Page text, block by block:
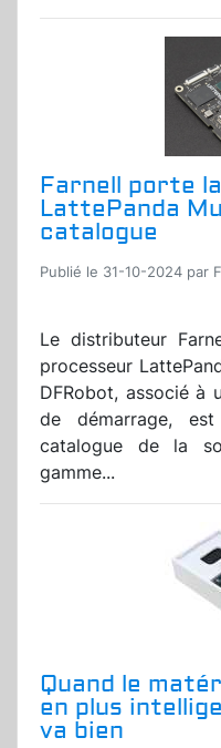
Farnell porte
LattePanda
catalogue
Publié le 31-10-2024 par
Le distributeur
processeur
DFRobot, associé à
de démarrage,
catalogue de la
gamme...
Quand le
en plus
va bien